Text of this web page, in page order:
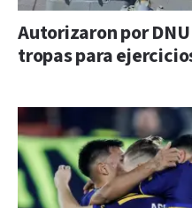
Autorizaron por
tropas para